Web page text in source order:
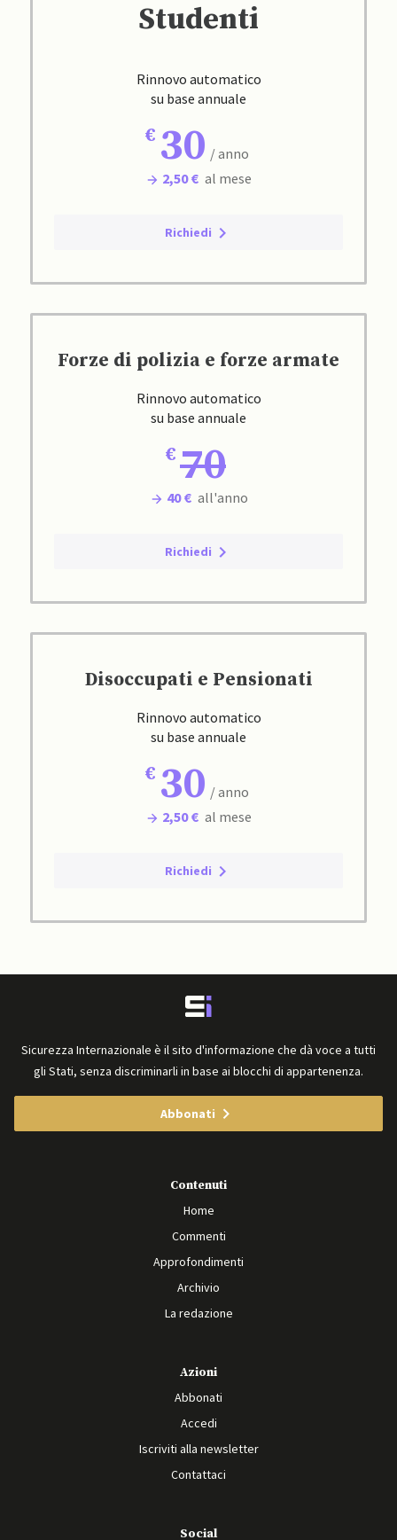
Studenti
Rinnovo automatico
su base annuale
30 / anno
2,50 € al mese
Richiedi
Forze di polizia e forze armate
Rinnovo automatico
su base annuale
70
40 € all'anno
Richiedi
Disoccupati e Pensionati
Rinnovo automatico
su base annuale
30 / anno
2,50 € al mese
Richiedi
Sicurezza Internazionale è il sito d'informazione che dà voce a tutti
gli Stati, senza discriminarli in base ai blocchi di appartenenza.
Abbonati
Contenuti
Home
Commenti
Approfondimenti
Archivio
La redazione
Azioni
Abbonati
Accedi
Iscriviti alla newsletter
Contattaci
Social